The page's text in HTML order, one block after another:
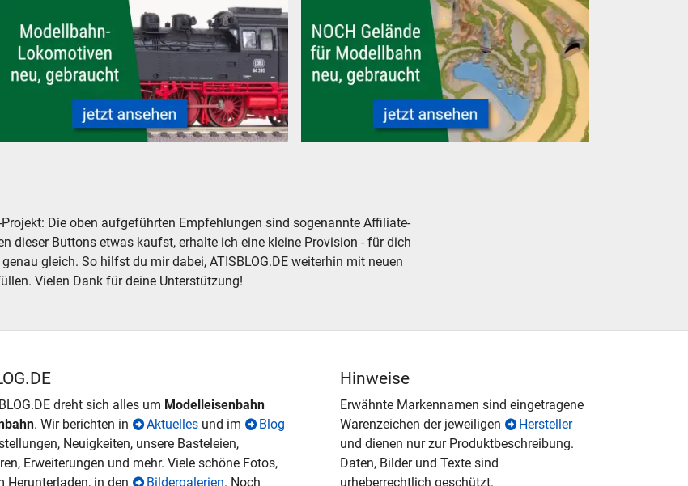
Die oben aufgeführten Empfehlungen sind sogenannte Affiliate-
dieser Buttons etwas kaufst, erhalte ich eine kleine Provision - für dich
gleich. So hilfst du mir dabei, ATISBLOG.DE weiterhin mit neuen
Vielen Dank für deine Unterstützung!
dreht sich alles um Modelleisenbahn
. Wir berichten in Aktuelles und im
Blog
Neuigkeiten, unsere Basteleien,
Erweiterungen und mehr. Viele schöne Fotos,
Herunterladen, in den
Bildergalerien. Noch
Hinweise
Erwähnte Markennamen sind eingetragene
Warenzeichen der jeweiligen
Hersteller
und dienen nur zur Produktbeschreibung.
Daten, Bilder und Texte sind
urheberrechtlich geschützt.